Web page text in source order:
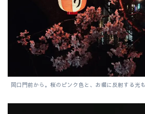
岡口門前から。桜のピンク色と、お堀に反射する光